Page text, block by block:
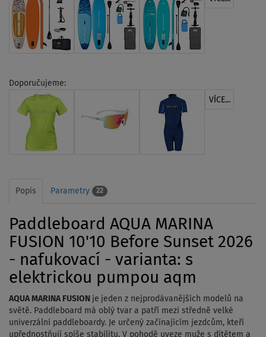
Doporučujeme:
VÍCE...
Popis Parametry 22
Paddleboard AQUA MARINA
FUSION 10'10 Before Sunset 2026
- nafukovací - varianta: s
elektrickou pumpou aqm
AQUA MARINA FUSION je jeden z nejprodávanějších modelů na
světě. Paddleboard má oblý tvar a patří mezi středně velké
univerzální paddleboardy. Je určený začínajícím jezdcům, kteří
upřednostňují spíše stabilitu. V pohodě uveze muže s dítětem a